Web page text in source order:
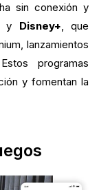
sin conexión y
y Disney+, que
lanzamientos
programas
y fomentan la